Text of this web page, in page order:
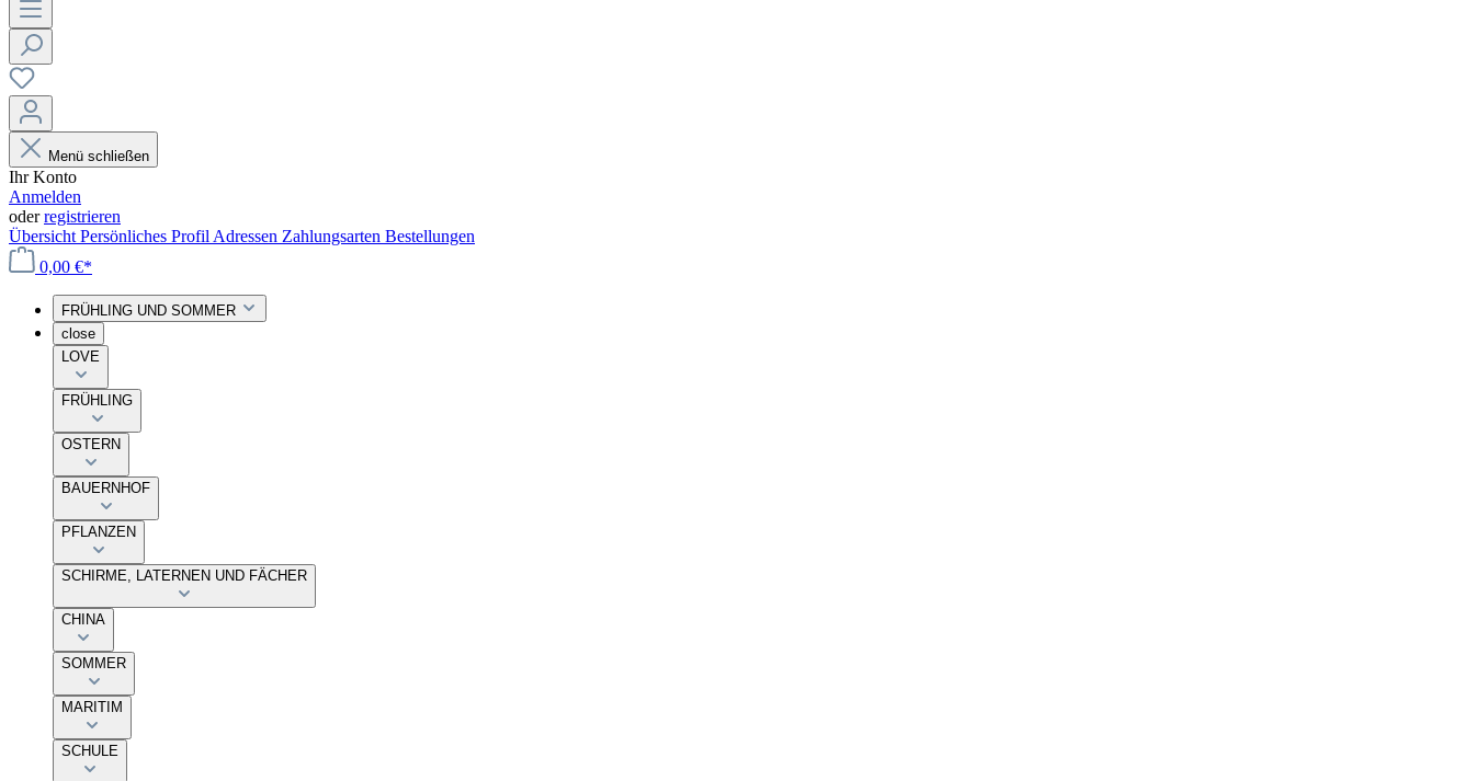
Menü schließen
Ihr Konto
Anmelden
oderregistrieren
Übersicht Persönliches Profil Adressen Zahlungsarten Bestellungen
0,00 €*
FRÜHLING UND SOMMER
close
LOVE
FRÜHLING
OSTERN
BAUERNHOF
PFLANZEN
SCHIRME, LATERNEN UND FÄCHER
CHINA
SOMMER
MARITIM
SCHULE